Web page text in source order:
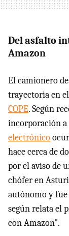
Del asfalto
Amazon
El camionero
trayectoria en
COPE. Según
incorporación a
electrónico
hace cerca de
por el aviso de
chófer en
autónomo y fue
según relata el
con Amazon".